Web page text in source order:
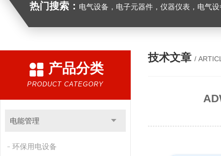
热门搜索： 电气设备，电子元器件，仪器仪表，电气
产品分类
PRODUCT CATEGORY
电能管理
环保用电设备
技术文章 /